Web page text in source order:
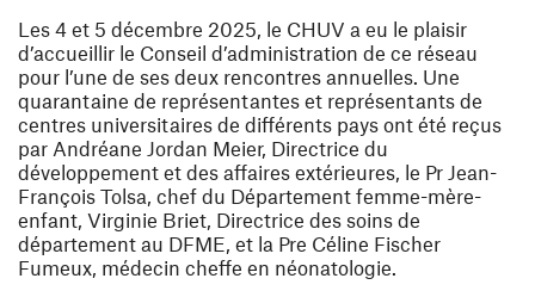
Les 4 et 5 décembre 2025, le CHUV a eu le plaisir
d’accueillir le Conseil d’administration de ce réseau
pour l’une de ses deux rencontres annuelles. Une
quarantaine de représentantes et représentants de
centres universitaires de différents pays ont été reçus
par Andréane Jordan Meier, Directrice du
développement et des affaires extérieures, le Pr Jean-
François Tolsa, chef du Département femme-mère-
enfant, Virginie Briet, Directrice des soins de
département au DFME, et la Pre Céline Fischer
Fumeux, médecin cheffe en néonatologie.